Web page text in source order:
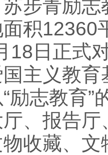
青励志
积12360
18日正式
主义教
励志教育
、报告
收藏、